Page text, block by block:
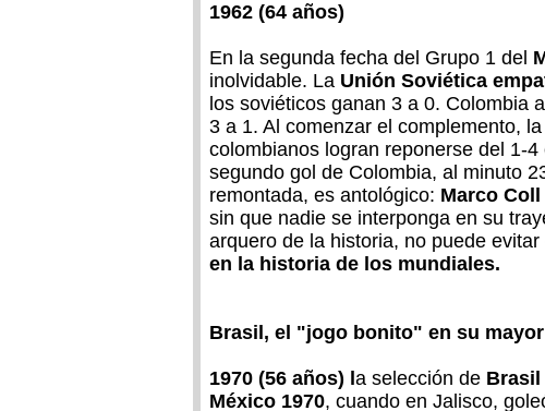
1962 (64 años)
En la segunda fecha del Grupo 1 del
inolvidable. La Unión Soviética
los soviéticos ganan 3 a 0. Colombia
3 a 1. Al comenzar el complemento,
colombianos logran reponerse del 1-
segundo gol de Colombia, al minuto
remontada, es antológico: Marco Coll
sin que nadie se interponga en su
arquero de la historia, no puede
en la historia de los mundiales.
Brasil, el "jogo bonito" en su
1970 (56 años) l a selección de Brasil
México 1970, cuando en Jalisco,